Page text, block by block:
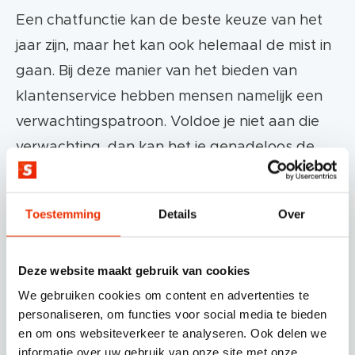
Toestemming Details Over
Deze website maakt gebruik van cookies
We gebruiken cookies om content en advertenties te
personaliseren, om functies voor social media te bieden
en om ons websiteverkeer te analyseren. Ook delen we
informatie over uw gebruik van onze site met onze
Een chatfunctie kan de beste keuze van het
jaar zijn, maar het kan ook helemaal de mist in
gaan. Bij deze manier van het bieden van
klantenservice hebben mensen namelijk een
verwachtingspatroon. Voldoe je niet aan die
verwachting, dan kan het je genadeloos de
kop kosten, wat je goede intenties ook waren.
gebruikers aan de verzoekkant uiteenzetten
website. Maar, goed nieuws: alles is te
ondervangen! Ook die tips deel ik graag met
jullie.